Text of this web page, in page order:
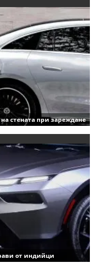
стената при зареждане
от индийци